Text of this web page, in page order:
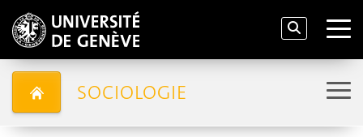
SOCIOLOGIE